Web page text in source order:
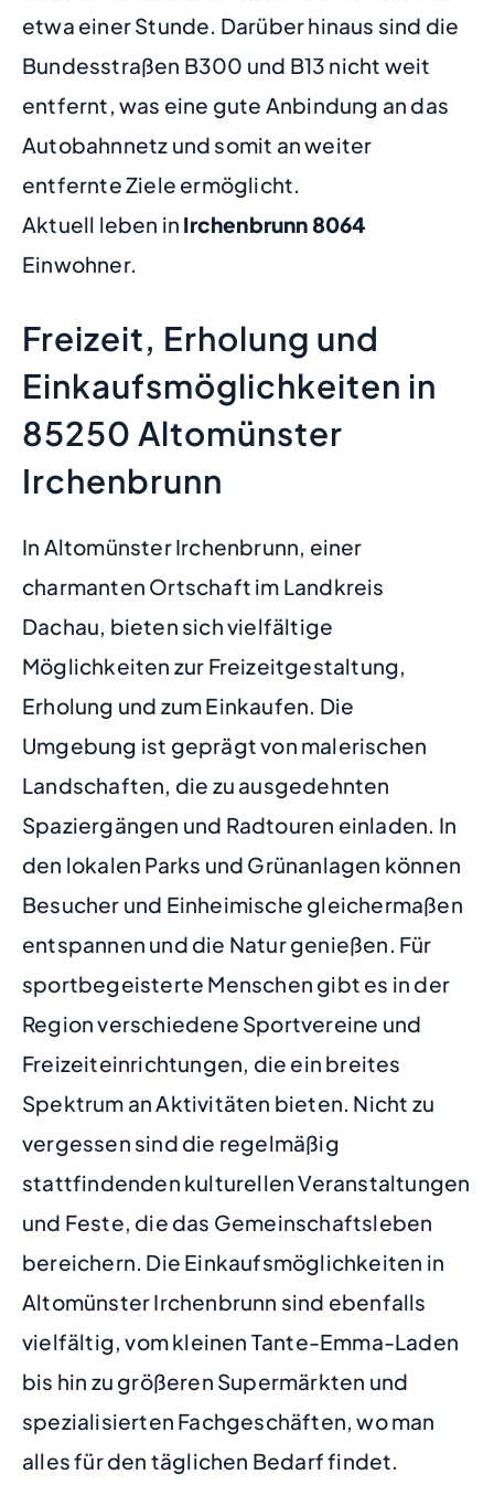
etwa einer Stunde. Darüber hinaus sind die
Bundesstraßen B300 und B13 nicht weit
entfernt, was eine gute Anbindung an das
Autobahnnetz und somit an weiter
entfernte Ziele ermöglicht.
Aktuell leben in Irchenbrunn 8064
Einwohner.
Freizeit, Erholung und
Einkaufsmöglichkeiten in
85250 Altomünster
Irchenbrunn
In Altomünster Irchenbrunn, einer
charmanten Ortschaft im Landkreis
Dachau, bieten sich vielfältige
Möglichkeiten zur Freizeitgestaltung,
Erholung und zum Einkaufen. Die
Umgebung ist geprägt von malerischen
Landschaften, die zu ausgedehnten
Spaziergängen und Radtouren einladen. In
den lokalen Parks und Grünanlagen können
Besucher und Einheimische gleichermaßen
entspannen und die Natur genießen. Für
sportbegeisterte Menschen gibt es in der
Region verschiedene Sportvereine und
Freizeiteinrichtungen, die ein breites
Spektrum an Aktivitäten bieten. Nicht zu
vergessen sind die regelmäßig
stattfindenden kulturellen Veranstaltungen
und Feste, die das Gemeinschaftsleben
bereichern. Die Einkaufsmöglichkeiten in
Altomünster Irchenbrunn sind ebenfalls
vielfältig, vom kleinen Tante-Emma-Laden
bis hin zu größeren Supermärkten und
spezialisierten Fachgeschäften, wo man
alles für den täglichen Bedarf findet.